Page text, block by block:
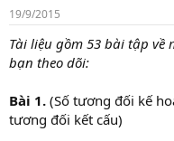
g
19/9/2015
Tài liệu gồm 53 bài tập về
bạn theo dõi:
Bài 1. (Số tương đối kế
tương đối kết cấu)